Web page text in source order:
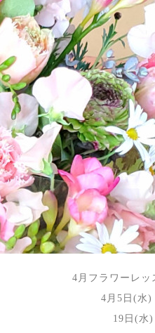
4月フラワーレッ
4月5日(水)
19日(水)